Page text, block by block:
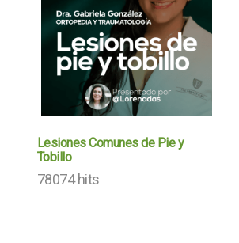
Lesiones Comunes de Pie y
Tobillo
78074 hits